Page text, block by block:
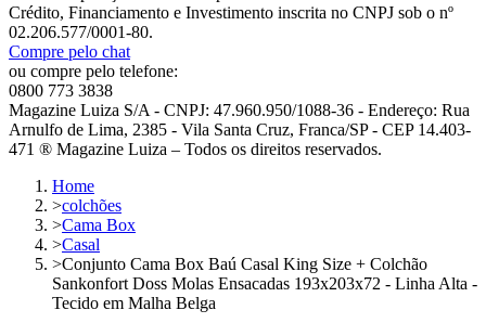
Crédito, Financiamento e Investimento inscrita no CNPJ sob o nº
02.206.577/0001-80.
Compre pelo chat
ou compre pelo telefone:
0800 773 3838
Magazine Luiza S/A - CNPJ: 47.960.950/1088-36 - Endereço: Rua
Arnulfo de Lima, 2385 - Vila Santa Cruz, Franca/SP - CEP 14.403-
471 ® Magazine Luiza – Todos os direitos reservados.
Home
>colchões
>Cama Box
>Casal
>Conjunto Cama Box Baú Casal King Size + Colchão
Sankonfort Doss Molas Ensacadas 193x203x72 - Linha Alta -
Tecido em Malha Belga